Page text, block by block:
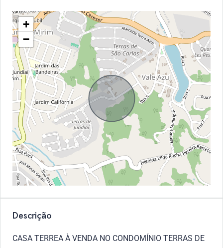
+
−
Descrição
CASA TERREA À VENDA NO CONDOMÍNIO TERRAS DE